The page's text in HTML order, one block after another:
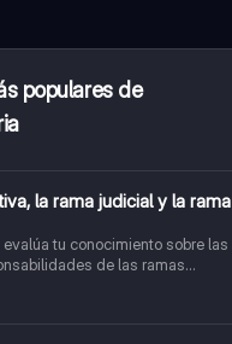
populares de
la rama judicial y la rama
tu conocimiento sobre las
de las ramas
y ejecutiva.